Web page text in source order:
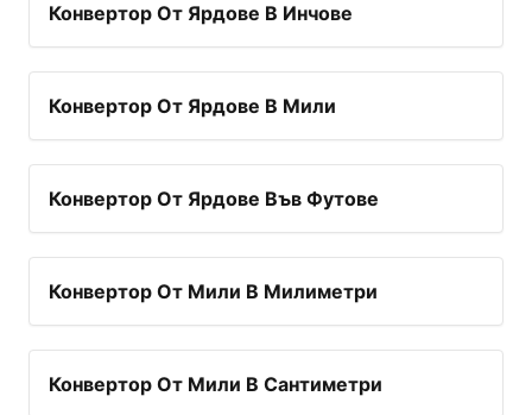
Конвертор От Ярдове В Инчове
Конвертор От Ярдове В Мили
Конвертор От Ярдове Във Футове
Конвертор От Мили В Милиметри
Конвертор От Мили В Сантиметри